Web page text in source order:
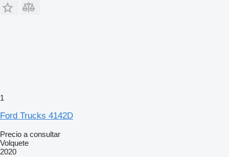
1
Ford Trucks 4142D
Precio a consultar
Volquete
2020